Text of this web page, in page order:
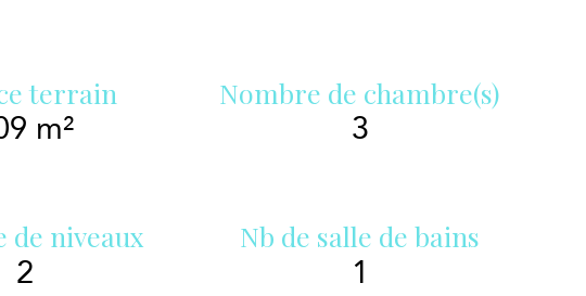
terrain
m²
Nombre de chambre(s)
3
de niveaux
2
Nb de salle de bains
1